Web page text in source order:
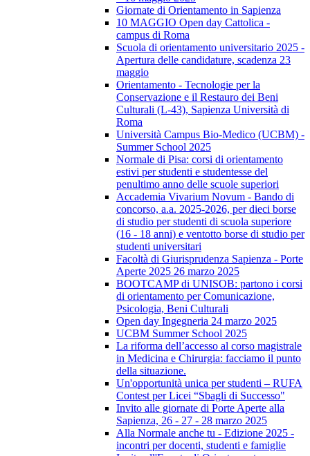
Giornate di Orientamento in Sapienza
10 MAGGIO Open day Cattolica -
campus di Roma
Scuola di orientamento universitario 2025 -
Apertura delle candidature, scadenza 23
maggio
Orientamento - Tecnologie per la
Conservazione e il Restauro dei Beni
Culturali (L-43), Sapienza Università di
Roma
Università Campus Bio-Medico (UCBM) -
Summer School 2025
Normale di Pisa: corsi di orientamento
estivi per studenti e studentesse del
penultimo anno delle scuole superiori
Accademia Vivarium Novum - Bando di
concorso, a.a. 2025-2026, per dieci borse
di studio per studenti di scuola superiore
(16 - 18 anni) e ventotto borse di studio per
studenti universitari
Facoltà di Giurisprudenza Sapienza - Porte
Aperte 2025 26 marzo 2025
BOOTCAMP di UNISOB: partono i corsi
di orientamento per Comunicazione,
Psicologia, Beni Culturali
Open day Ingegneria 24 marzo 2025
UCBM Summer School 2025
La riforma dell’accesso al corso magistrale
in Medicina e Chirurgia: facciamo il punto
della situazione.
Un'opportunità unica per studenti – RUFA
Contest per Licei “Sbagli di Successo"
Invito alle giornate di Porte Aperte alla
Sapienza, 26 - 27 - 28 marzo 2025
Alla Normale anche tu - Edizione 2025 -
incontri per docenti, studenti e famiglie